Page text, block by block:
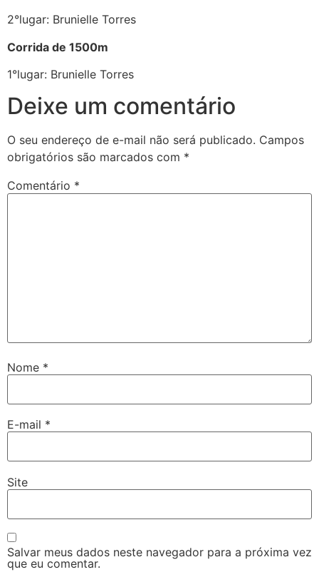
2°lugar: Brunielle Torres
Corrida de 1500m
1°lugar: Brunielle Torres
Deixe um comentário
O seu endereço de e-mail não será publicado. Campos
obrigatórios são marcados com *
Comentário *
Nome *
E-mail *
Site
Salvar meus dados neste navegador para a próxima vez
que eu comentar.